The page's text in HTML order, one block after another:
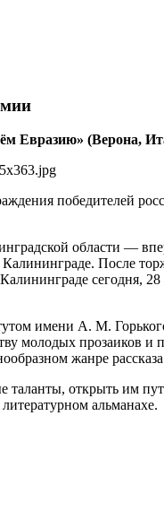
Евразию» (Верона,
победителей
области —
После
сегодня,
имени А. М.
молодых прозаиков
жанре
открыть им
альманахе.